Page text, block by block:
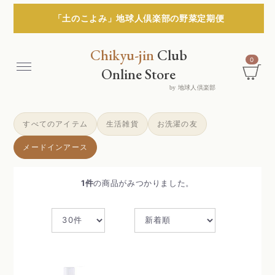
Menu
「土のこよみ」地球人倶楽部の野菜定期便
Chikyu-jinClub
Online Store
by 地球人倶楽部
0
すべてのアイテム 生活雑貨 お洗濯の友
メードインアース
1件の商品がみつかりました。